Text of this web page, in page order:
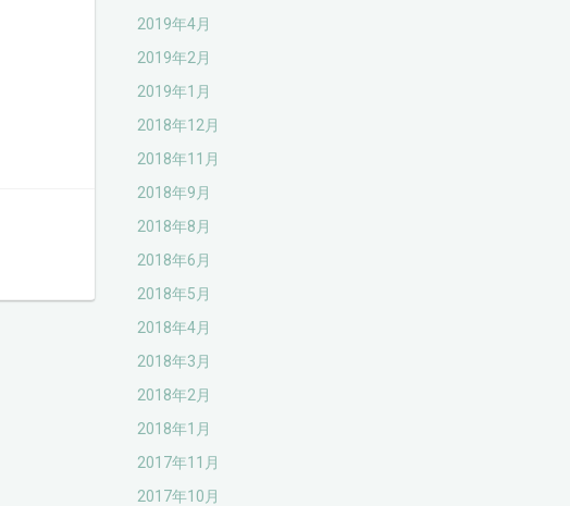
2019年4月
2019年2月
2019年1月
2018年12月
2018年11月
2018年9月
2018年8月
2018年6月
2018年5月
2018年4月
2018年3月
2018年2月
2018年1月
2017年11月
2017年10月